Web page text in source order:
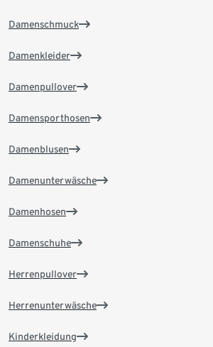
Damenschmuck
Damenkleider
Damenpullover
Damensporthosen
Damenblusen
Damenunterwäsche
Damenhosen
Damenschuhe
Herrenpullover
Herrenunterwäsche
Kinderkleidung